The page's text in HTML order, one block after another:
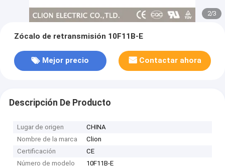
2/3
Zócalo de retransmisión 10F11B-E
Mejor precio Contactar ahora
Descripción De Producto
Lugar de origen
CHINA
Nombre de la marca
Clion
Certificación
CE
Número de modelo
10F11B-E